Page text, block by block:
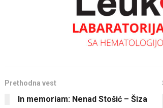
Prethodna vest
In memoriam: Nenad Stošić – Šiza